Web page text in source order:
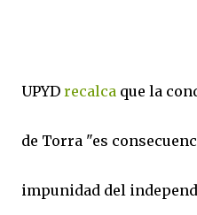
UPYD recalca que la
de Torra "es
impunidad del